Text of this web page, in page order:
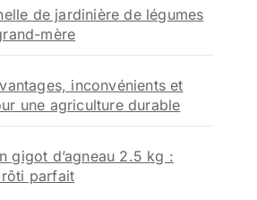
de jardinière de légumes
mère
inconvénients et
une agriculture durable
gigot d’agneau 2.5 kg :
rôti parfait